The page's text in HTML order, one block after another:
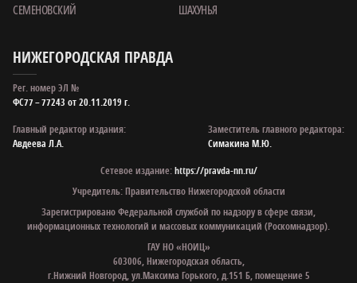
СЕМЕНОВСКИЙ
ШАХУНЬЯ
НИЖЕГОРОДСКАЯ ПРАВДА
Рег. номер ЭЛ №
ФС77 – 77243 от 20.11.2019 г.
Главный редактор издания:
Авдеева Л.А.
Заместитель главного редактора:
Симакина М.Ю.
Сетевое издание:https://pravda-nn.ru/
Учредитель: Правительство Нижегородской области
Зарегистрировано Федеральной службой по надзору в сфере связи,
информационных технологий и массовых коммуникаций (Роскомнадзор).
ГАУ НО «НОИЦ»
603006, Нижегородская область,
г.Нижний Новгород, ул.Максима Горького, д.151 Б, помещение 5